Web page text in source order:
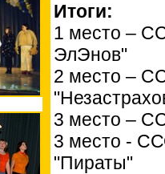
Итоги:
1 место –
ЭлЭнов"
2 место –
3 место –
3 место -
"Пираты"